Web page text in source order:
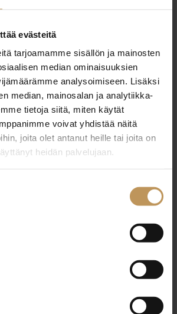
evästeitä
tarjoamamme sisällön ja mainosten
median ominaisuuksien
analysoimiseen. Lisäksi
median, mainosalan ja analytiikka-
tietoja siitä, miten käytät
voivat yhdistää näitä
joita olet antanut heille tai joita on
heidän palvelujaan.
kentät